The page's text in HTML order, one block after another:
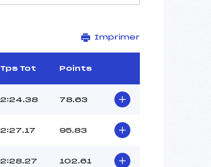
RHODOS-OEILLETS
1650
2623/12/10
11h28
Imprimer
Tps Tot Points
2:24.38 78.63
2:27.17 95.83
2:28.27 102.61